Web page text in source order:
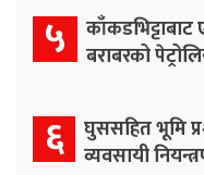
५
बराबरको
६ घुससहित भूमि
व्यवसायी